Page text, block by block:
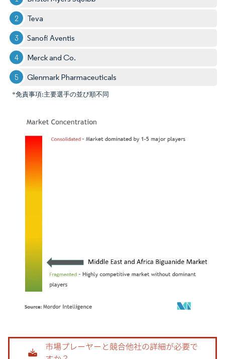
Teva
Sanofi Aventis
Merck and Co.
Glenmark Pharmaceuticals
*免責事項:主要選手の並び順不同
画像 © Mordor Intelligence。再利用にはCC BY 4.0の表示が必要です。